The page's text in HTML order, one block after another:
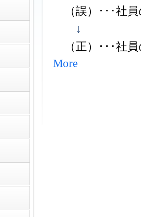
（誤）･･･社
↓
（正）･･･社
More